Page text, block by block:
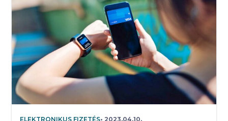
ELEKTRONIKUS FIZETÉS 2023.04.10.